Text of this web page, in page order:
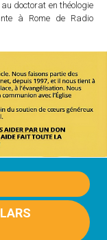
doctorat en théologie
à Rome de Radio